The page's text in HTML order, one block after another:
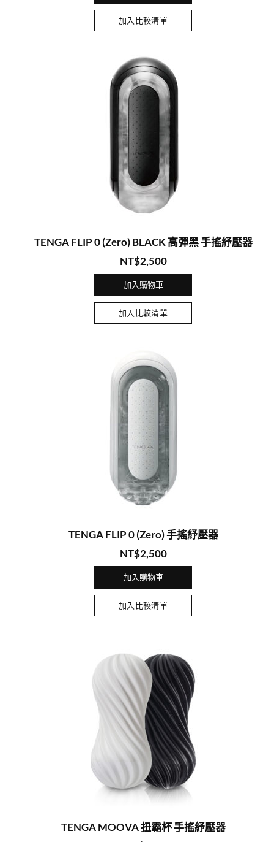
加入比較清單
TENGA FLIP 0 (Zero) BLACK 高彈黑 手搖紓壓器
NT$2,500
加入購物車
加入比較清單
TENGA FLIP 0 (Zero) 手搖紓壓器
NT$2,500
加入購物車
加入比較清單
TENGA MOOVA 扭霸杯 手搖紓壓器